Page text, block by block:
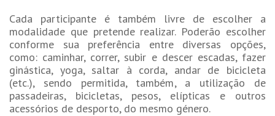
Cada participante é também livre de escolher a
modalidade que pretende realizar. Poderão escolher
conforme sua preferência entre diversas opções,
como: caminhar, correr, subir e descer escadas, fazer
ginástica, yoga, saltar à corda, andar de bicicleta
(etc.), sendo permitida, também, a utilização de
passadeiras, bicicletas, pesos, elípticas e outros
acessórios de desporto, do mesmo género.